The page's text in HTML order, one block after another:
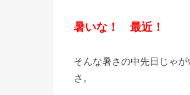
暑いな！ 最近！
そんな暑さの中先日じゃ
さ。